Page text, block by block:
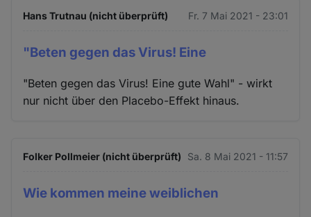
Hans Trutnau (nicht überprüft) Fr. 7 Mai 2021 - 23:01
"Beten gegen das Virus! Eine
"Beten gegen das Virus! Eine gute Wahl" - wirkt
nur nicht über den Placebo-Effekt hinaus.
Folker Pollmeier (nicht überprüft) Sa. 8 Mai 2021 - 11:57
Wie kommen meine weiblichen